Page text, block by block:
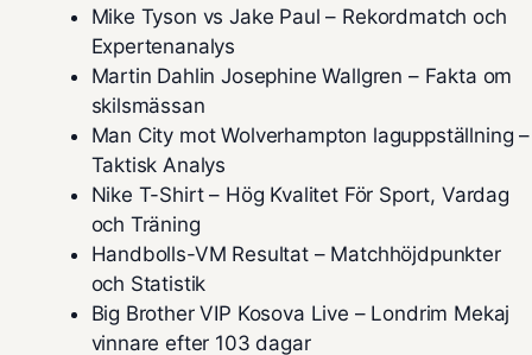
Mike Tyson vs Jake Paul – Rekordmatch och
Expertenanalys
Martin Dahlin Josephine Wallgren – Fakta om
skilsmässan
Man City mot Wolverhampton laguppställning –
Taktisk Analys
Nike T-Shirt – Hög Kvalitet För Sport, Vardag
och Träning
Handbolls-VM Resultat – Matchhöjdpunkter
och Statistik
Big Brother VIP Kosova Live – Londrim Mekaj
vinnare efter 103 dagar